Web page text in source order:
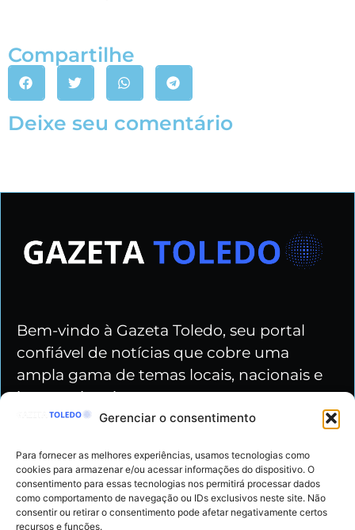
Gerenciar o consentimento
Para fornecer as melhores experiências, usamos tecnologias como
cookies para armazenar e/ou acessar informações do dispositivo. O
consentimento para essas tecnologias nos permitirá processar dados
como comportamento de navegação ou IDs exclusivos neste site. Não
consentir ou retirar o consentimento pode afetar negativamente certos
recursos e funções.
Compartilhe
Deixe seu comentário
Bem-vindo à Gazeta Toledo, seu portal
confiável de notícias que cobre uma
ampla gama de temas locais, nacionais e
internacionais.
Nossas redes